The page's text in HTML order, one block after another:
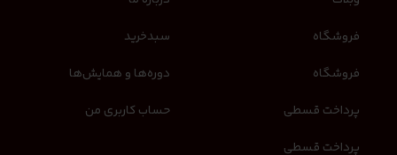
فروشگاه
فروشگاه
پرداخت قسطی
پرداخت قسطی
سبدخرید
دوره‌ها و همایش‌ها
حساب کاربری من